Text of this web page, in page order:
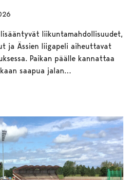
lisääntyvät liikuntamahdollisuudet,
ja Ässien liigapeli aiheuttavat
Paikan päälle kannattaa
saapua jalan…